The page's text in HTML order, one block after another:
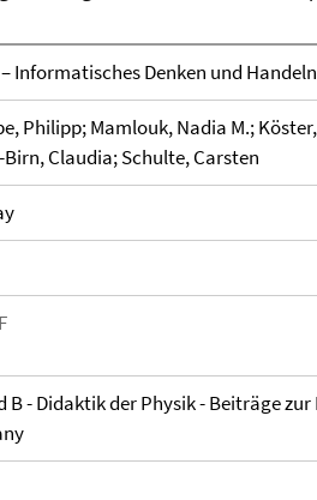
– Informatisches Denken und
Philipp; Mamlouk, Nadia M.;
Claudia; Schulte, Carsten
B - Didaktik der Physik - Beiträge